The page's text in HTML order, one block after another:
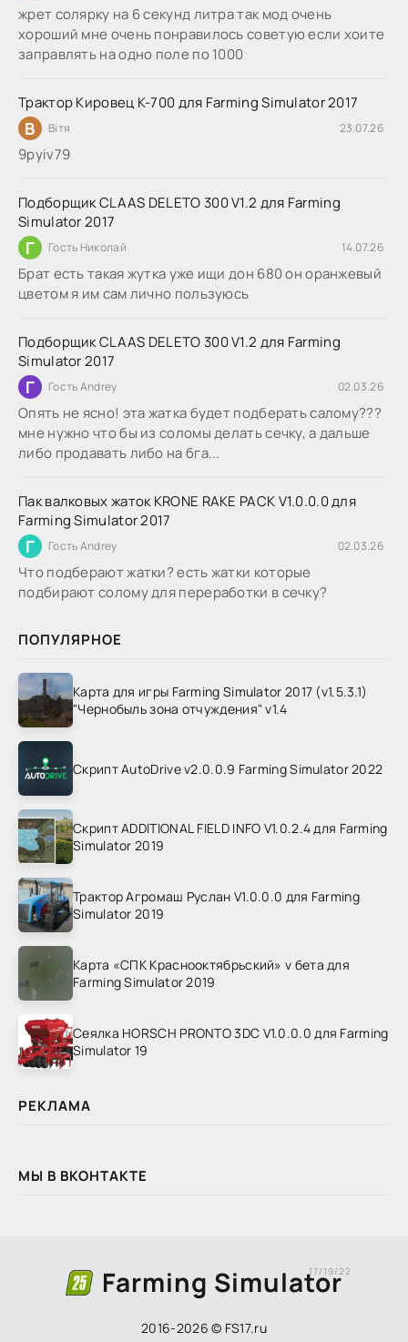
жрет солярку на 6 секунд литра так мод очень
хороший мне очень понравилось советую если хоите
заправлять на одно поле по 1000
Трактор Кировец К-700 для Farming Simulator 2017
В Вітя 23.07.26
9руіv79
Подборщик CLAAS DELETO 300 V1.2 для Farming
Simulator 2017
Г Гость Николай 14.07.26
Брат есть такая жутка уже ищи дон 680 он оранжевый
цветом я им сам лично пользуюсь
Подборщик CLAAS DELETO 300 V1.2 для Farming
Simulator 2017
Г Гость Andrey 02.03.26
Опять не ясно! эта жатка будет подберать салому???
мне нужно что бы из соломы делать сечку, а дальше
либо продавать либо на бга...
Пак валковых жаток KRONE RAKE PACK V1.0.0.0 для
Farming Simulator 2017
Г Гость Andrey 02.03.26
Что подберают жатки? есть жатки которые
подбирают солому для переработки в сечку?
ПОПУЛЯРНОЕ
Карта для игры Farming Simulator 2017 (v1.5.3.1)
"Чернобыль зона отчуждения" v1.4
Скрипт AutoDrive v2.0.0.9 Farming Simulator 2022
Скрипт ADDITIONAL FIELD INFO V1.0.2.4 для Farming
Simulator 2019
Трактор Агромаш Руслан V1.0.0.0 для Farming
Simulator 2019
Карта «СПК Краснооктябрьский» v бета для
Farming Simulator 2019
Сеялка HORSCH PRONTO 3DC V1.0.0.0 для Farming
Simulator 19
РЕКЛАМА
МЫ В ВКОНТАКТЕ
Farming Simulator
17/19/22
2016-2026 © FS17.ru